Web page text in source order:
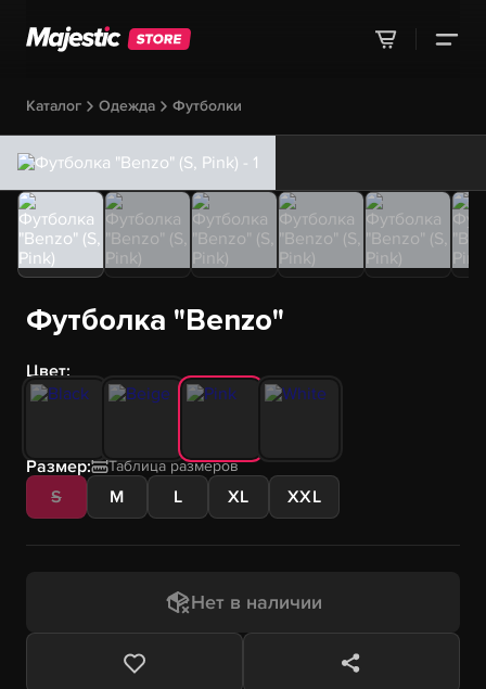
Каталог Одежда Футболки
Футболка "Benzo"
Цвет:
Размер: Таблица размеров
S M L XL XXL
Нет в наличии